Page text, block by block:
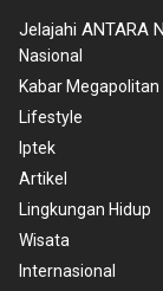
Jelajahi ANTARA
Nasional
Kabar Megapolitan
Lifestyle
Iptek
Artikel
Lingkungan Hidup
Wisata
Internasional